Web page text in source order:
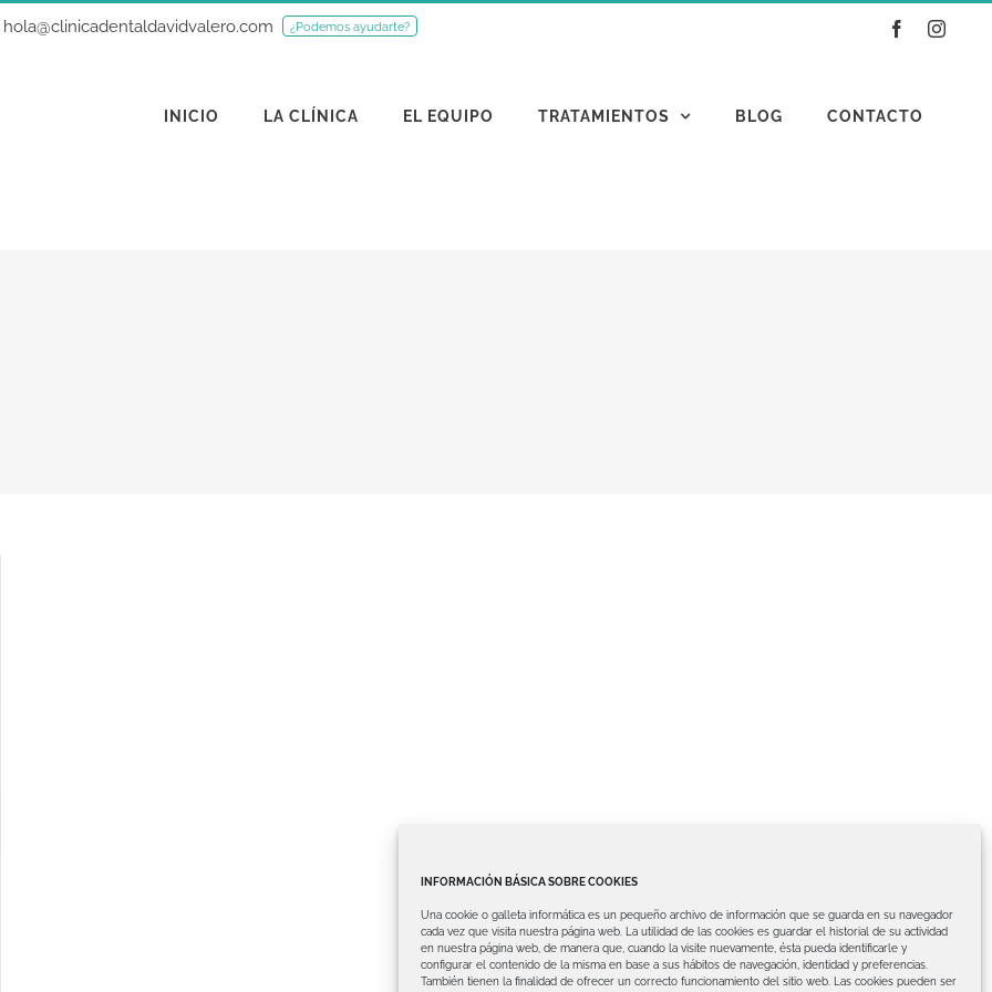
INFORMACIÓN BÁSICA SOBRE COOKIES
Una cookie o galleta informática es un pequeño archivo de información que se guarda en su navegador
cada vez que visita nuestra página web.
La utilidad de las cookies es guardar el historial de su actividad
en nuestra página web, de manera que, cuando la visite nuevamente, ésta pueda identificarle y
configurar el contenido de la misma en base a sus hábitos de navegación, identidad y preferencias.
También tienen la finalidad de ofrecer un correcto funcionamiento del sitio web.
Las cookies pueden ser
hola@clinicadentaldavidvalero.com ¿Podemos ayudarte? Facebook
INICIO LA CLÍNICA EL EQUIPO TRATAMIENTOS BLOG CONTACTO